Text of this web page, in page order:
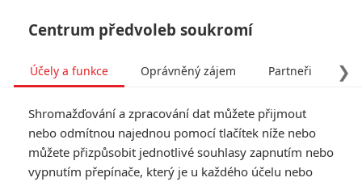
Centrum předvoleb soukromí
❯
Účely a funkce Oprávněný zájem Partneři
Shromažďování a zpracování dat můžete přijmout
nebo odmítnou najednou pomocí tlačítek níže nebo
můžete přizpůsobit jednotlivé souhlasy zapnutím nebo
vypnutím přepínače, který je u každého účelu nebo